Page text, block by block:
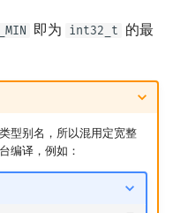
即为 int32_t 的最
型别名，所以混用定宽整
编译，例如：